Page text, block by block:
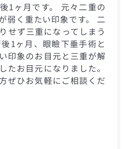
1ヶ月です。 元々二重の
弱く重たい印象です。 二
せず三重になってしまう
1ヶ月、眼瞼下垂手術と
印象のお目元と三重が解
たお目元になりました。
ぜひお気軽にご相談くだ